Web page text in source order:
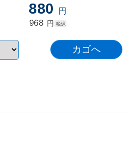
880 円
968 円 税込